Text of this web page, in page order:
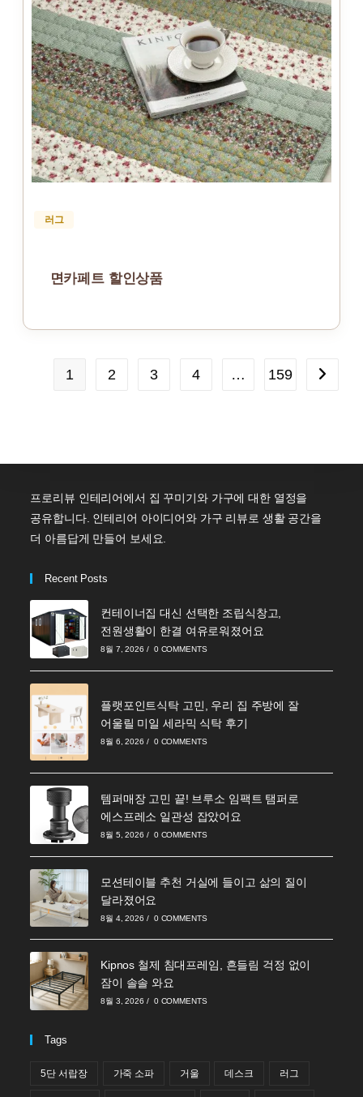
러그
면카페트 할인상품
1 2 3 4 … 159 Go to
프로리뷰 인테리어에서 집 꾸미기와 가구에 대한 열정을
공유합니다. 인테리어 아이디어와 가구 리뷰로 생활 공간을
더 아름답게 만들어 보세요.
Recent Posts
컨테이너집 대신 선택한 조립식창고,
전원생활이 한결 여유로워졌어요
8월 7, 2026 / 0 COMMENTS
플랫포인트식탁 고민, 우리 집 주방에 잘
어울릴 미일 세라믹 식탁 후기
8월 6, 2026 / 0 COMMENTS
템퍼매장 고민 끝! 브루소 임팩트 탬퍼로
에스프레소 일관성 잡았어요
8월 5, 2026 / 0 COMMENTS
모션테이블 추천 거실에 들이고 삶의 질이
달라졌어요
8월 4, 2026 / 0 COMMENTS
Kipnos 철제 침대프레임, 흔들림 걱정 없이
잠이 솔솔 와요
8월 3, 2026 / 0 COMMENTS
Tags
5단 서랍장 가죽 소파 거울 데스크 러그